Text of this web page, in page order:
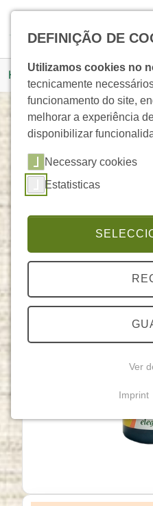
Skip to main navigation
Skip to main content
Skip to page footer
You are here:
Homepage Produtos
Óleo de Argan BIO
ELEGANTE
DEFINIÇÃO DE
Utilizamos cookies no
tecnicamente
funcionamento do site,
melhorar a experiência
disponibilizar
Necessary cookies
Estatisticas
Ver
Cookies necessários
básicas e são
Cookie Consent
Imprint